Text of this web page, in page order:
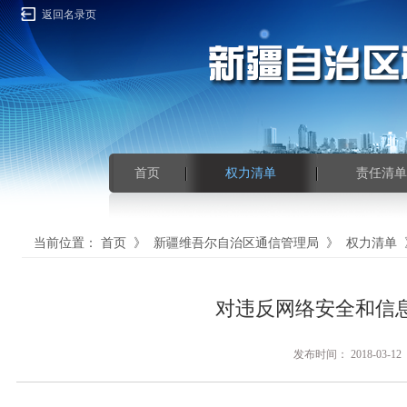
返回名录页
首页 权力清单 责任清单
当前位置： 首页 》 新疆维吾尔自治区通信管理局 》 权力清单
对违反网络安全和信
发布时间： 2018-03-